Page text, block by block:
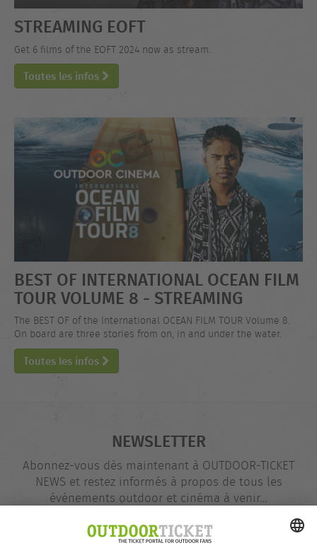
STREAMING EOFT
Get 6 films of the EOFT 2024 now as stream.
Toutes les infos
BEST OF INTERNATIONAL OCEAN FILM
TOUR VOLUME 8 - STREAMING
The BEST OF of the International OCEAN FILM TOUR Volume 8.
On board are three stories from on, in and under the water.
Toutes les infos
NEWSLETTER
Abonnez-vous dès maintenant à OUTDOOR-TICKET
NEWS et restez informés à propos de tous les
événements outdoor et cinéma à venir…
Adresse
e-